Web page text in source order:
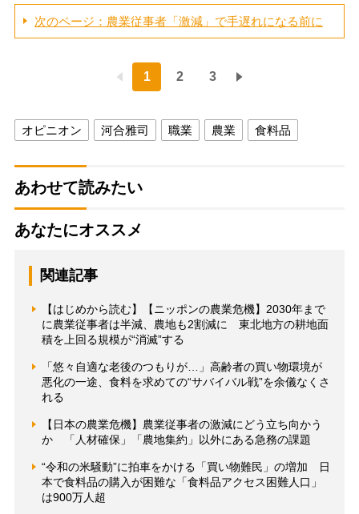
次のページ：農業従事者「激減」で手遅れになる前に
1 2 3
オピニオン 河合雅司 職業 農業 食料品
あわせて読みたい
あなたにオススメ
関連記事
【はじめから読む】【ニッポンの農業危機】2030年まで
に農業従事者は半減、農地も2割減に 東北地方の耕地面
積を上回る規模が“消滅”する
「悠々自適な老後のつもりが…」高齢者の買い物環境が
悪化の一途、食料を求めての“サバイバル戦”を余儀なくさ
れる
【日本の農業危機】農業従事者の激減にどう立ち向かう
か 「人材確保」「農地集約」以外にある急務の課題
“令和の米騒動”に拍車をかける「買い物難民」の増加 日
本で食料品の購入が困難な「食料品アクセス困難人口」
は900万人超